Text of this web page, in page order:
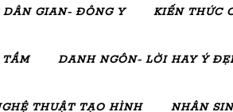
GIAN- ĐÔNG Y KIẾN THỨC
TẦM DANH NGÔN- LỜI HAY Ý
THUẬT TẠO HÌNH NHÂN